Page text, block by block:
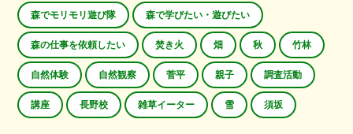
森でモリモリ遊び隊 森で学びたい・遊びたい
森の仕事を依頼したい 焚き火 畑 秋 竹林
自然体験 自然観察 菅平 親子 調査活動
講座 長野校 雑草イーター 雪 須坂